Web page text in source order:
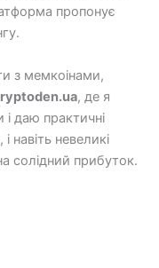
пропонує
з мемкоінами,
, де я
даю практичні
навіть невеликі
солідний прибуток.